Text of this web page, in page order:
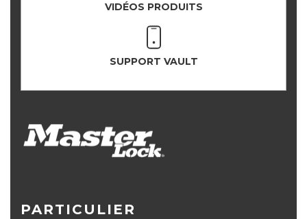
VIDÉOS PRODUITS
SUPPORT VAULT
PARTICULIER